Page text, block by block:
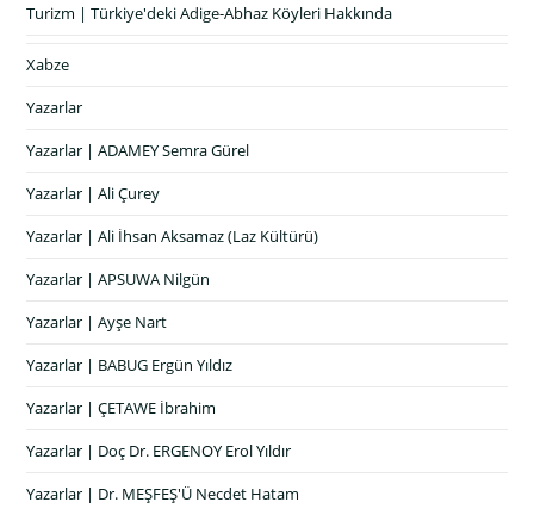
Turizm | Türkiye'deki Adige-Abhaz Köyleri Hakkında
Xabze
Yazarlar
Yazarlar | ADAMEY Semra Gürel
Yazarlar | Ali Çurey
Yazarlar | Ali İhsan Aksamaz (Laz Kültürü)
Yazarlar | APSUWA Nilgün
Yazarlar | Ayşe Nart
Yazarlar | BABUG Ergün Yıldız
Yazarlar | ÇETAWE İbrahim
Yazarlar | Doç Dr. ERGENOY Erol Yıldır
Yazarlar | Dr. MEŞFEŞ'Ü Necdet Hatam